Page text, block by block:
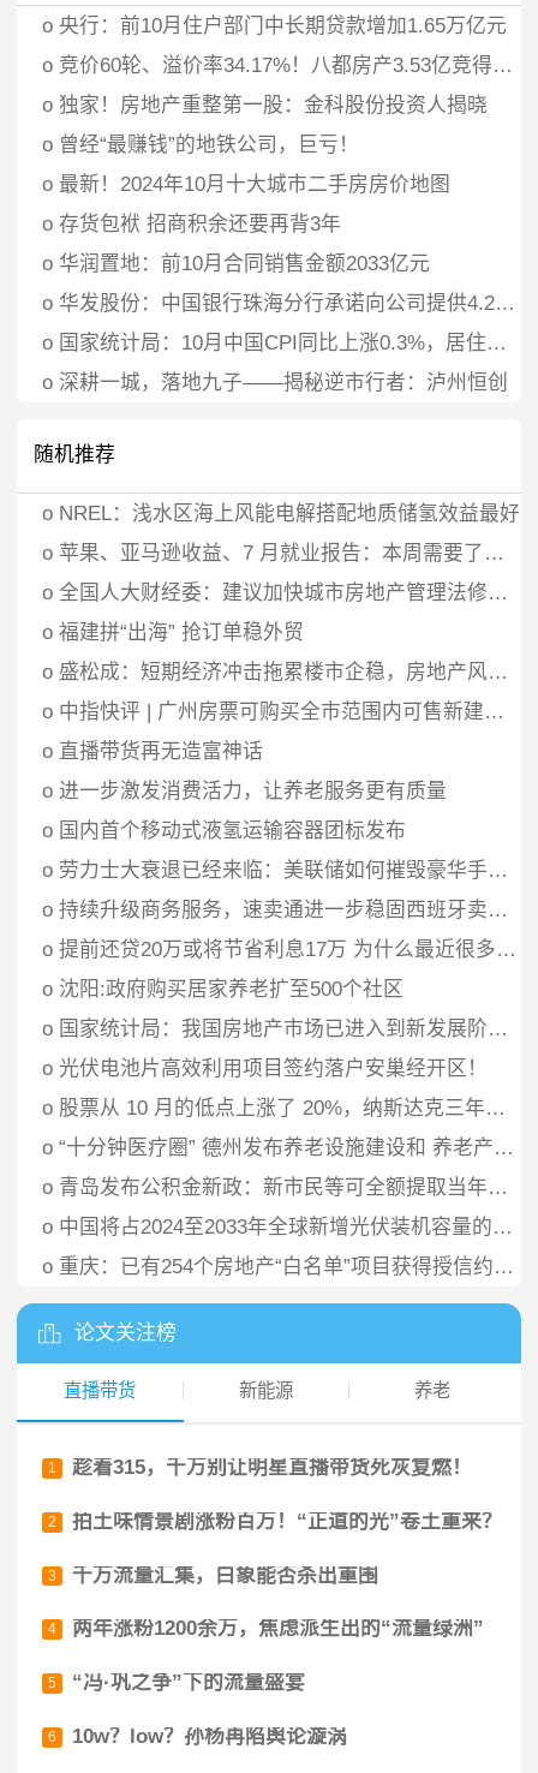
o 央行：前10月住户部门中长期贷款增加1.65万亿元
o 竞价60轮、溢价率34.17%！八都房产3.53亿竞得义乌江东街道宅地
o 独家！房地产重整第一股：金科股份投资人揭晓
o 曾经“最赚钱”的地铁公司，巨亏！
o 最新！2024年10月十大城市二手房房价地图
o 存货包袱 招商积余还要再背3年
o 华润置地：前10月合同销售金额2033亿元
o 华发股份：中国银行珠海分行承诺向公司提供4.2亿元贷款资金专项用于股票回购
o 国家统计局：10月中国CPI同比上涨0.3%，居住价格下降0.1%
o 深耕一城，落地九子——揭秘逆市行者：泸州恒创
随机推荐
o NREL：浅水区海上风能电解搭配地质储氢效益最好
o 苹果、亚马逊收益、7 月就业报告：本周需要了解什么
o 全国人大财经委：建议加快城市房地产管理法修法进程
o 福建拼“出海” 抢订单稳外贸
o 盛松成：短期经济冲击拖累楼市企稳，房地产风险终将过去
o 中指快评 | 广州房票可购买全市范围内可售新建商品房
o 直播带货再无造富神话
o 进一步激发消费活力，让养老服务更有质量
o 国内首个移动式液氢运输容器团标发布
o 劳力士大衰退已经来临：美联储如何摧毁豪华手表的繁荣
o 持续升级商务服务，速卖通进一步稳固西班牙卖家市场
o 提前还贷20万或将节省利息17万 为什么最近很多人提前还房贷？
o 沈阳:政府购买居家养老扩至500个社区
o 国家统计局：我国房地产市场已进入到新发展阶段，未来从以数量扩张为主转向以质量优化为主转变
o 光伏电池片高效利用项目签约落户安巢经开区！
o 股票从 10 月的低点上涨了 20%，纳斯达克三年来首次进入牛市
o “十分钟医疗圈” 德州发布养老设施建设和 养老产业发展规划
o 青岛发布公积金新政：新市民等可全额提取当年缴存的住房公积金用于支付房租
o 中国将占2024至2033年全球新增光伏装机容量的一半
o 重庆：已有254个房地产“白名单”项目获得授信约688亿元
论文关注榜
直播带货 新能源 养老
1 趁着315，千万别让明星直播带货死灰复燃！
2 拍土味情景剧涨粉百万！“正道的光”卷土重来？
3 千万流量汇集，白象能否杀出重围
4 两年涨粉1200余万，焦虑派生出的“流量绿洲”
5 “冯·巩之争”下的流量盛宴
6 10w？low？孙杨再陷舆论漩涡